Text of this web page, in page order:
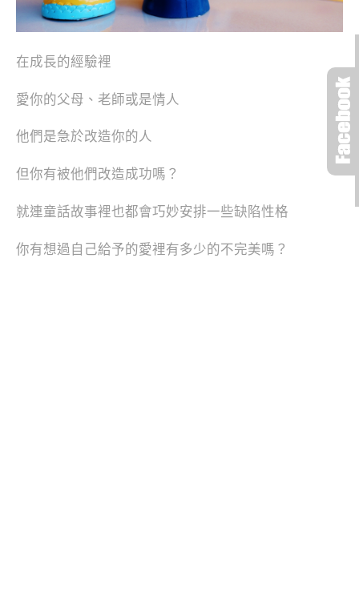
在成長的經驗裡
愛你的父母、老師或是情人
他們是急於改造你的人
但你有被他們改造成功嗎？
就連童話故事裡也都會巧妙安排一些缺陷性格
你有想過自己給予的愛裡有多少的不完美嗎？